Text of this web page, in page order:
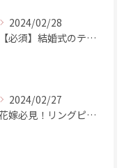
2024/02/28
【必須】結婚式のテーブルマナー これで失敗しない極意！
2024/02/27
花嫁必見！リングピローの選び方・使い方完全ガイド